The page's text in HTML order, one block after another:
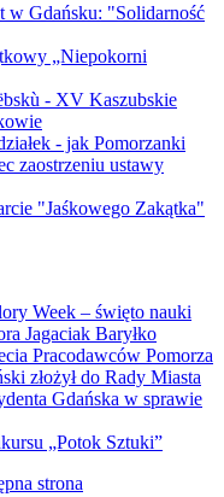
w Gdańsku: "Solidarność
„Niepokorni
- XV Kaszubskie
- jak Pomorzanki
zaostrzeniu ustawy
"Jaśkowego Zakątka"
Week – święto nauki
Jagaciak Baryłko
Pracodawców Pomorza
złożył do Rady Miasta
Gdańska w sprawie
„Potok Sztuki”
strona